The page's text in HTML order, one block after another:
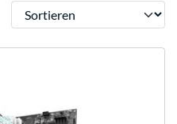
Sortieren